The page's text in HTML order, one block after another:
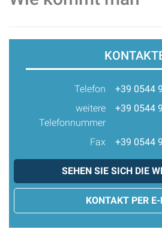
Telefon
+39 0544
weitere
Telefonnummer
+39 0544
Fax +39 0544
SEHEN SIE SICH DIE
KONTAKT PER